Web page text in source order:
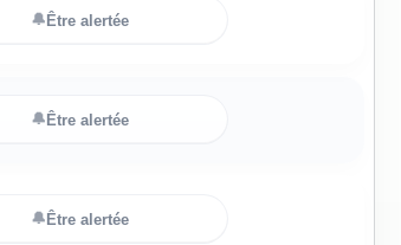
🔔Être alertée
🔔Être alertée
🔔Être alertée